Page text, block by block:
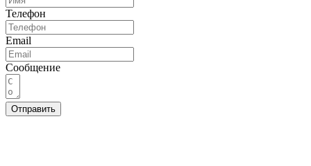
Телефон
Email
Сообщение
Отправить